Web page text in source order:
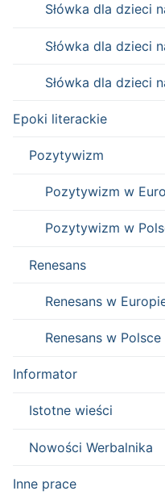
Słówka dla dzieci
Słówka dla dzieci
Słówka dla dzieci
Epoki literackie
Pozytywizm
Pozytywizm w
Pozytywizm w
Renesans
Renesans w
Renesans w Polsce
Informator
Istotne wieści
Nowości Werbalnika
Inne prace